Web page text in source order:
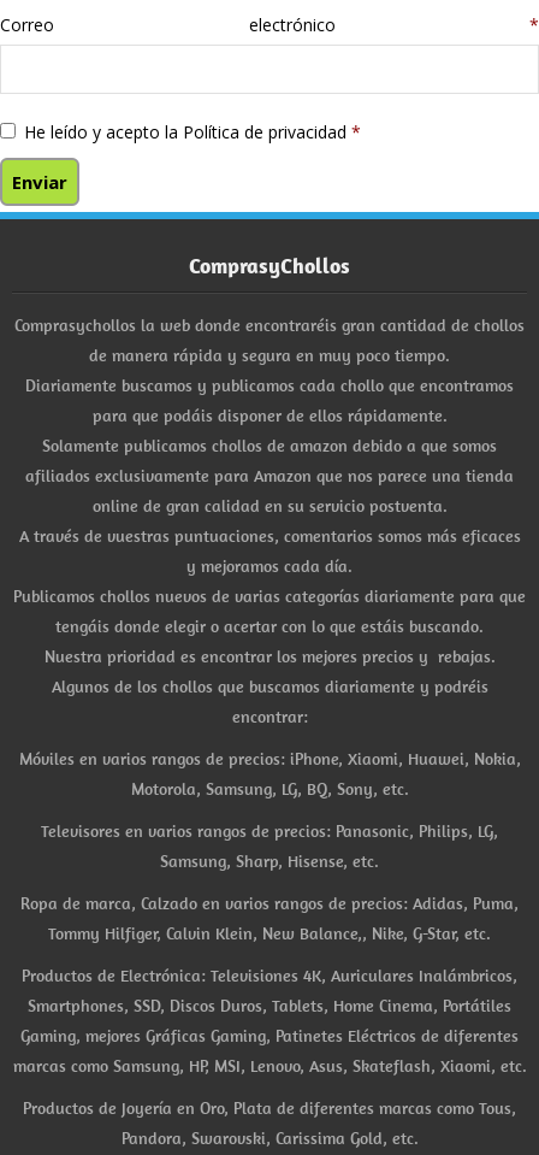
Correo electrónico *
He leído y acepto la Política de privacidad *
ComprasyChollos
Comprasychollos la web donde encontraréis gran cantidad de chollos
de manera rápida y segura en muy poco tiempo.
Diariamente buscamos y publicamos cada chollo que encontramos
para que podáis disponer de ellos rápidamente.
Solamente publicamos chollos de amazon debido a que somos
afiliados exclusivamente para Amazon que nos parece una tienda
online de gran calidad en su servicio postventa.
A través de vuestras puntuaciones, comentarios somos más eficaces
y mejoramos cada día.
Publicamos chollos nuevos de varias categorías diariamente para que
tengáis donde elegir o acertar con lo que estáis buscando.
Nuestra prioridad es encontrar los mejores precios y rebajas.
Algunos de los chollos que buscamos diariamente y podréis
encontrar:
Móviles en varios rangos de precios: iPhone, Xiaomi, Huawei, Nokia,
Motorola, Samsung, LG, BQ, Sony, etc.
Televisores en varios rangos de precios: Panasonic, Philips, LG,
Samsung, Sharp, Hisense, etc.
Ropa de marca, Calzado en varios rangos de precios: Adidas, Puma,
Tommy Hilfiger, Calvin Klein, New Balance,, Nike, G-Star, etc.
Productos de Electrónica: Televisiones 4K, Auriculares Inalámbricos,
Smartphones, SSD, Discos Duros, Tablets, Home Cinema, Portátiles
Gaming, mejores Gráficas Gaming, Patinetes Eléctricos de diferentes
marcas como Samsung, HP, MSI, Lenovo, Asus, Skateflash, Xiaomi, etc.
Productos de Joyería en Oro, Plata de diferentes marcas como Tous,
Pandora, Swarovski, Carissima Gold, etc.